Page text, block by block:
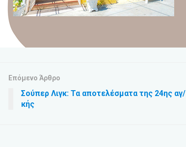
Επόμενο Άρθρο
Σούπερ Λιγκ: Τα αποτελέσματα της 24ης αγ/
κής